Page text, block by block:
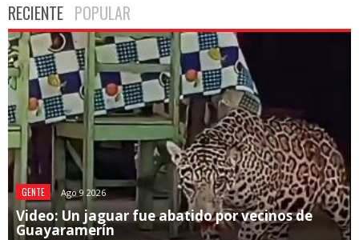
RECIENTE POPULAR
GENTE Ago 9 2026
Video: Un jaguar fue abatido por vecinos de
Guayaramerín